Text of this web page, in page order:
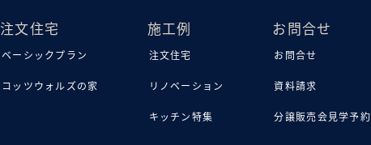
注文住宅
ベーシックプラン
コッツウォルズの家
施工例
注文住宅
リノベーション
キッチン特集
お問合せ
お問合せ
資料請求
分譲販売会見学予約